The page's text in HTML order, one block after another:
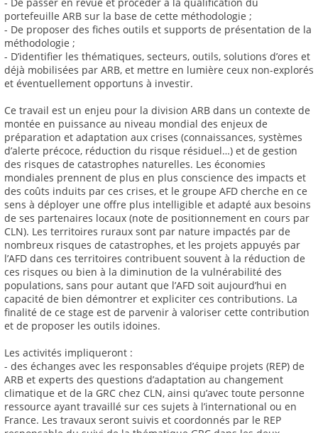
portefeuille ARB sur la base de cette méthodologie ;
- De proposer des fiches outils et supports de présentation de la
méthodologie ;
- D’identifier les thématiques, secteurs, outils, solutions d’ores et
déjà mobilisées par ARB, et mettre en lumière ceux non-explorés
et éventuellement opportuns à investir.
Ce travail est un enjeu pour la division ARB dans un contexte de
montée en puissance au niveau mondial des enjeux de
préparation et adaptation aux crises (connaissances, systèmes
d’alerte précoce, réduction du risque résiduel…) et de gestion
des risques de catastrophes naturelles. Les économies
mondiales prennent de plus en plus conscience des impacts et
des coûts induits par ces crises, et le groupe AFD cherche en ce
sens à déployer une offre plus intelligible et adapté aux besoins
de ses partenaires locaux (note de positionnement en cours par
CLN). Les territoires ruraux sont par nature impactés par de
nombreux risques de catastrophes, et les projets appuyés par
l’AFD dans ces territoires contribuent souvent à la réduction de
ces risques ou bien à la diminution de la vulnérabilité des
populations, sans pour autant que l’AFD soit aujourd’hui en
capacité de bien démontrer et expliciter ces contributions. La
finalité de ce stage est de parvenir à valoriser cette contribution
et de proposer les outils idoines.
Les activités impliqueront :
- des échanges avec les responsables d’équipe projets (REP) de
ARB et experts des questions d’adaptation au changement
climatique et de la GRC chez CLN, ainsi qu’avec toute personne
ressource ayant travaillé sur ces sujets à l’international ou en
France. Les travaux seront suivis et coordonnés par le REP